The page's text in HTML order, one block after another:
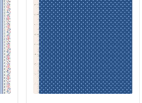
Bundle Beautiful Day
Verkaufspreis
Unser bisheriger Preis 89,90 €,
jetzt nurPreis
76,42 €*
In den Warenkorb